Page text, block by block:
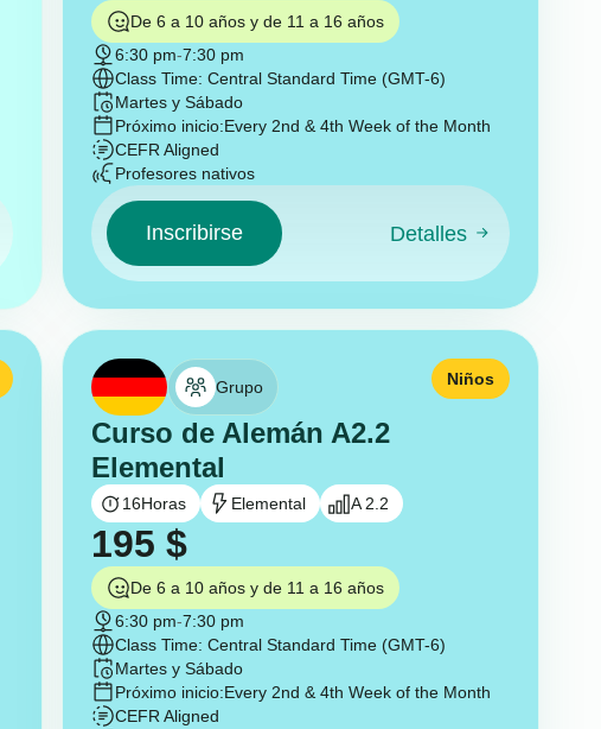
De 6 a 10 años y de 11 a 16 años
6:30 pm-7:30 pm
Class Time: Central Standard Time (GMT-6)
Martes y Sábado
Próximo inicio:Every 2nd & 4th Week of the Month
CEFR Aligned
Profesores nativos
Inscribirse Detalles
Grupo
Curso de Alemán A2.2
Elemental
Niños
16Horas Elemental A 2.2
195$
De 6 a 10 años y de 11 a 16 años
6:30 pm-7:30 pm
Class Time: Central Standard Time (GMT-6)
Martes y Sábado
Próximo inicio:Every 2nd & 4th Week of the Month
CEFR Aligned